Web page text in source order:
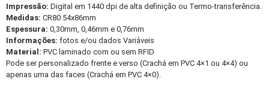
Impressão: Digital em 1440 dpi de alta definição ou Termo-transferência.
Medidas: CR80 54x86mm
Espessura: 0,30mm, 0,46mm e 0,76mm
Informações: fotos e/ou dados Variáveis
Material: PVC laminado com ou sem RFID
Pode ser personalizado frente e verso (Crachá em PVC 4×1 ou 4×4) ou
apenas uma das faces (Crachá em PVC 4×0).